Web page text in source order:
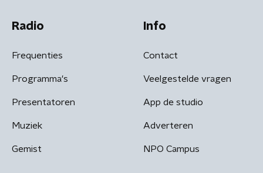
Radio
Frequenties
Programma's
Presentatoren
Muziek
Gemist
Info
Contact
Veelgestelde vragen
App de studio
Adverteren
NPO Campus